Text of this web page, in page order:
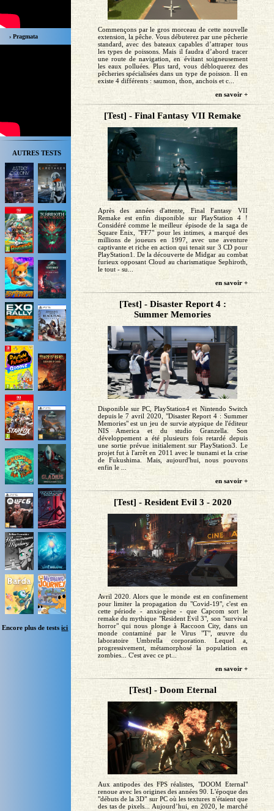
› Pragmata
AUTRES TESTS
Encore plus de testsici
Commençons par le gros morceau de cette nouvelle
extension, la pêche. Vous débuterez par une pêcherie
standard, avec des bateaux capables d’attraper tous
les types de poissons. Mais il faudra d’abord tracer
une route de navigation, en évitant soigneusement
les eaux polluées. Plus tard, vous débloquerez des
pêcheries spécialisées dans un type de poisson. Il en
existe 4 différents : saumon, thon, anchois et c...
en savoir +
[Test] - Final Fantasy VII Remake
Après des années d'attente, Final Fantasy VII
Remake est enfin disponible sur PlayStation 4 !
Considéré comme le meilleur épisode de la saga de
Square Enix, "FF7" pour les intimes, a marqué des
millions de joueurs en 1997, avec une aventure
captivante et riche en action qui tenait sur 3 CD pour
PlayStation1. De la découverte de Midgar au combat
furieux opposant Cloud au charismatique Sephiroth,
le tout - su...
en savoir +
[Test] - Disaster Report 4 :
Summer Memories
Disponible sur PC, PlayStation4 et Nintendo Switch
depuis le 7 avril 2020, "Disaster Report 4 : Summer
Memories" est un jeu de survie atypique de l'éditeur
NIS America et du studio Granzella. Son
développement a été plusieurs fois retardé depuis
une sortie prévue initialement sur PlayStation3. Le
projet fut à l'arrêt en 2011 avec le tsunami et la crise
de Fukushima. Mais, aujourd'hui, nous pouvons
enfin le ...
en savoir +
[Test] - Resident Evil 3 - 2020
Avril 2020. Alors que le monde est en confinement
pour limiter la propagation du "Covid-19", c'est en
cette période - anxiogène - que Capcom sort le
remake du mythique "Resident Evil 3", son "survival
horror" qui nous plonge à Raccoon City, dans un
monde contaminé par le Virus "T", œuvre du
laboratoire Umbrella corporation. Lequel a,
progressivement, métamorphosé la population en
zombies... C'est avec ce pt...
en savoir +
[Test] - Doom Eternal
Aux antipodes des FPS réalistes, "DOOM Eternal"
renoue avec les origines des années 90. L'époque des
"débuts de la 3D" sur PC où les textures n'étaient que
des tas de pixels... Aujourd’hui, en 2020, le marché